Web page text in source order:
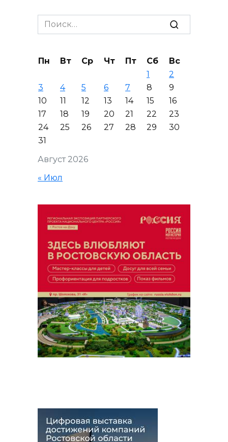
Search
for:
Август 2026
Пн Вт Ср Чт Пт Сб
Вс
1
2
3
4 5 6 7 8
9
10
11 12 13 14 15
16
17
18 19 20 21 22
23
24
25 26 27 28 29
30
31
« Июл